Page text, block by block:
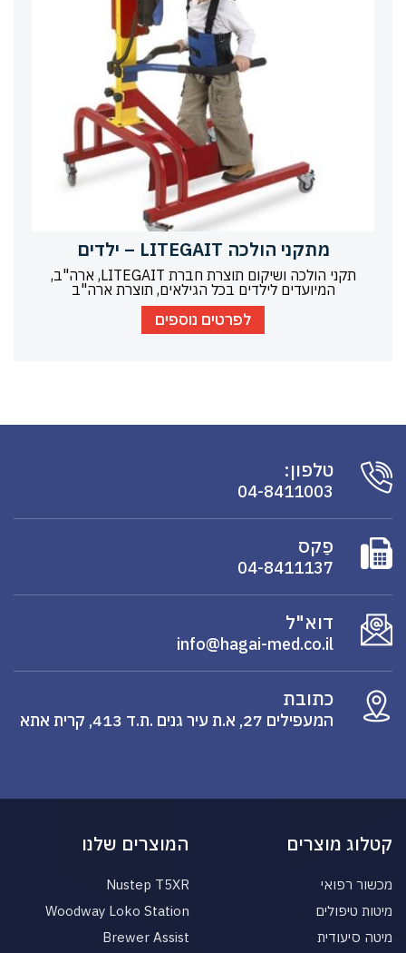
מתקני הולכה LITEGAIT – ילדים
תקני הולכה ושיקום תוצרת חברת LITEGAIT, ארה"ב,
המיועדים לילדים בכל הגילאים, תוצרת ארה"ב
לפרטים נוספים
טלפון:
04-8411003
פַקס
04-8411137
דוא"ל
info@hagai-med.co.il
כתובת
המעפילים 27, א.ת עיר גנים .ת.ד 413, קרית אתא
קטלוג מוצרים
מכשור רפואי
מיטות טיפולים
מיטה סיעודית
המוצרים שלנו
Nustep T5XR
Woodway Loko Station
Brewer Assist